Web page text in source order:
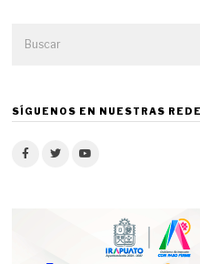
SÍGUENOS EN NUESTRAS